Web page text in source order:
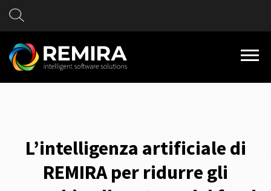
L’intelligenza artificiale di
REMIRA per ridurre gli